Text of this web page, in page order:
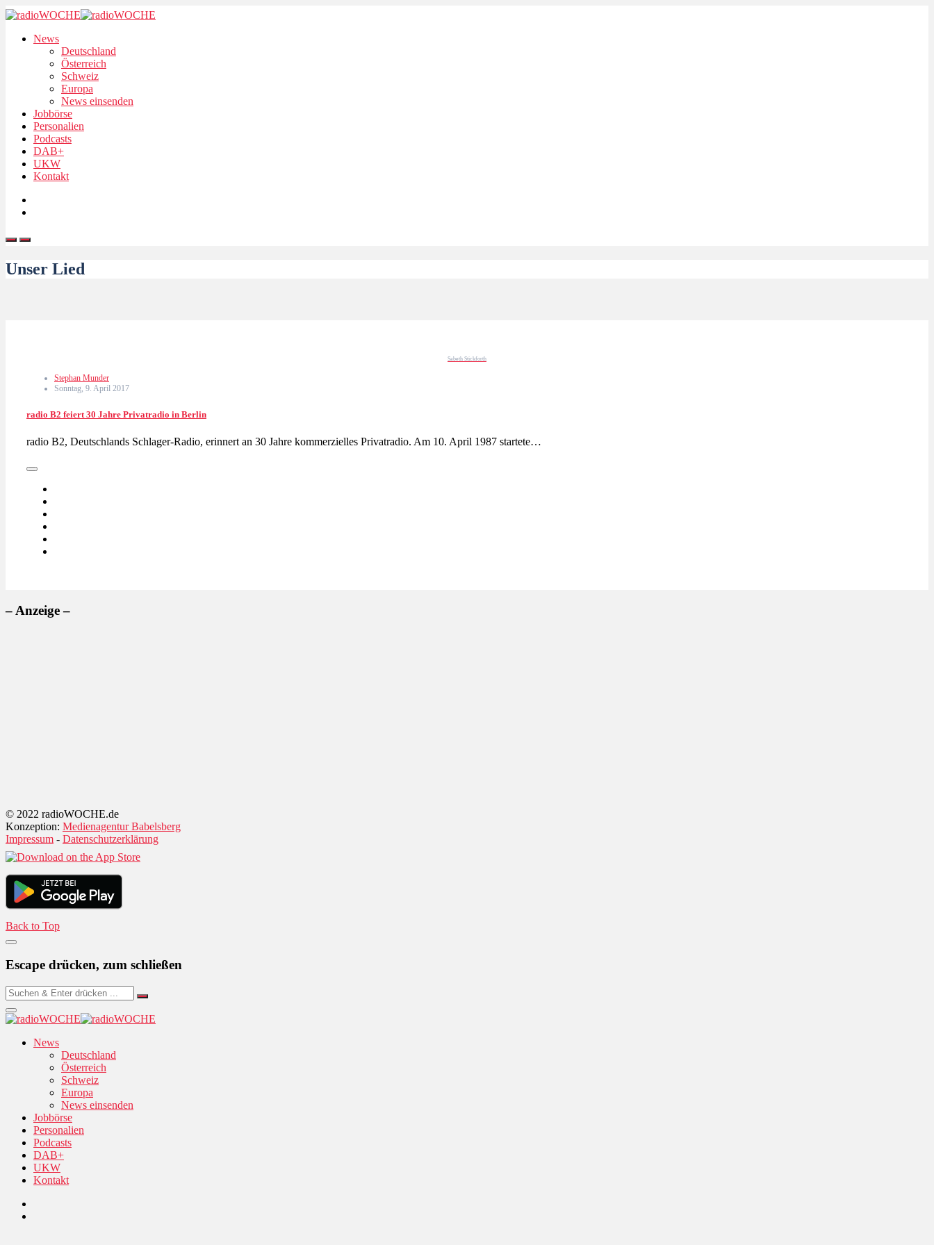
News
Deutschland
Österreich
Schweiz
Europa
News einsenden
Jobbörse
Personalien
Podcasts
DAB+
UKW
Kontakt
Unser Lied
Sabeth Stickforth
Stephan Munder
Sonntag, 9. April 2017
radio B2 feiert 30 Jahre Privatradio in Berlin
radio B2, Deutschlands Schlager-Radio, erinnert an 30 Jahre kommerzielles Privatradio. Am 10. April 1987 startete…
– Anzeige –
© 2022 radioWOCHE.de
Konzeption: Medienagentur Babelsberg
Impressum - Datenschutzerklärung
Back to Top
Escape drücken, zum schließen
News
Deutschland
Österreich
Schweiz
Europa
News einsenden
Jobbörse
Personalien
Podcasts
DAB+
UKW
Kontakt